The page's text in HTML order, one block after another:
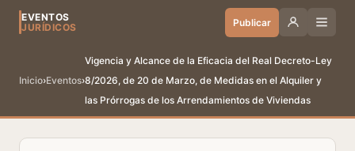
EVENTOS
JURÍDICOS
Publicar
Inicio›Eventos›
Vigencia y Alcance de la Eficacia del Real Decreto-Ley
8/2026, de 20 de Marzo, de Medidas en el Alquiler y
las Prórrogas de los Arrendamientos de Viviendas